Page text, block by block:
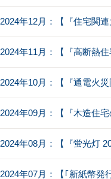
2024年12月：【『住宅関
2024年11月：【『高断熱
2024年10月：【『通電火災
2024年09月：【『木造住
2024年08月：【『蛍光灯
2024年07月：【｢新紙幣発